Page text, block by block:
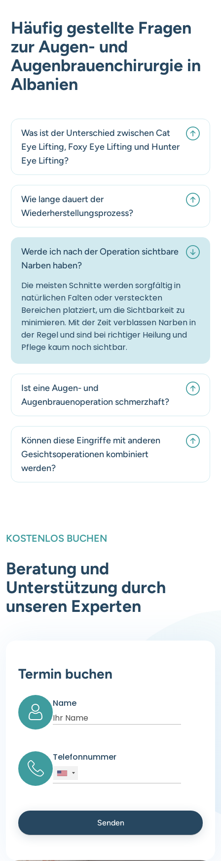
Häufig gestellte Fragen
zur Augen- und
Augenbrauenchirurgie in
Albanien
Was ist der Unterschied zwischen Cat
Eye Lifting, Foxy Eye Lifting und Hunter
Eye Lifting?
Wie lange dauert der
Wiederherstellungsprozess?
Werde ich nach der Operation sichtbare
Narben haben?
Die meisten Schnitte werden sorgfältig in
natürlichen Falten oder versteckten
Bereichen platziert, um die Sichtbarkeit zu
minimieren. Mit der Zeit verblassen Narben in
der Regel und sind bei richtiger Heilung und
Pflege kaum noch sichtbar.
Ist eine Augen- und
Augenbrauenoperation schmerzhaft?
Können diese Eingriffe mit anderen
Gesichtsoperationen kombiniert
werden?
KOSTENLOS BUCHEN
Beratung und
Unterstützung durch
unseren Experten
Termin buchen
Name
Telefonnummer